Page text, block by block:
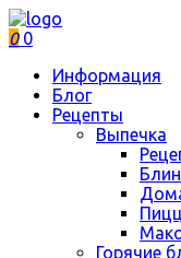
0 0
Информация
Блог
Рецепты
Выпечка
Горячие